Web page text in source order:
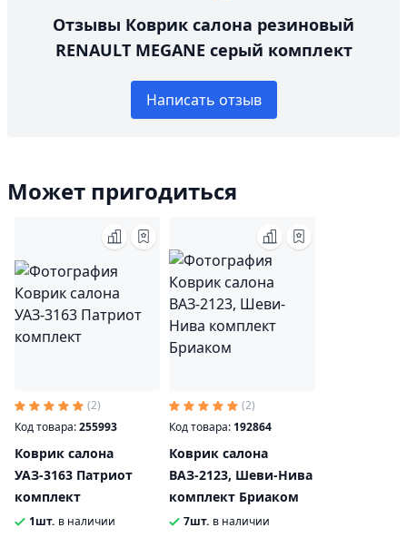
Отзывы Коврик салона резиновый
RENAULT MEGANE серый комплект
Написать отзыв
Может пригодиться
(2)
Код товара:255993
Коврик салона
УАЗ-3163 Патриот
комплект
1шт. в наличии
(2)
Код товара: 192864
Коврик салона
ВАЗ-2123, Шеви-Нива
комплект Бриаком
7шт. в наличии